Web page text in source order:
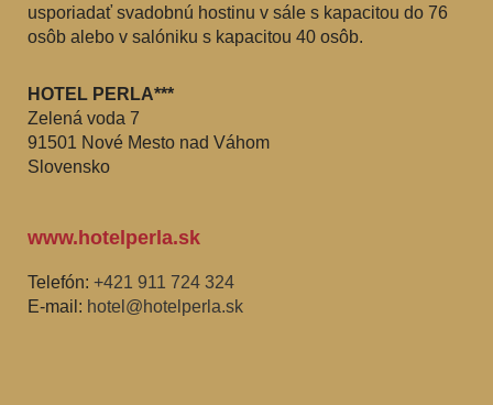
usporiadať svadobnú hostinu v sále s kapacitou do 76
osôb alebo v salóniku s kapacitou 40 osôb.
HOTEL PERLA***
Zelená voda 7
91501 Nové Mesto nad Váhom
Slovensko
www.hotelperla.sk
Telefón: +421 911 724 324
E-mail: hotel@hotelperla.sk